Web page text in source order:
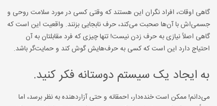
گاهی اوقات، افراد نگران این هستند که وقتی کسی در مورد سلامت روحی و
جسمی‌اش با آن‌ها صحبت می‌کند، حرف نابجایی بزنند. واقعیت این است که
گاهی اصلاً نیازی به حرف زدن نیست! تنها چیزی که فرد مقابلتان به آن
احتیاج دارد این است که کسی به حرف‌هایش گوش کند و حمایت‌گر باشد.
به ایجاد یک سیستم دوستانه فکر کنید.
می‌دانم! ممکن است خنده‌دار، احمقانه و حتی آزاردهنده به نظر برسد، اما